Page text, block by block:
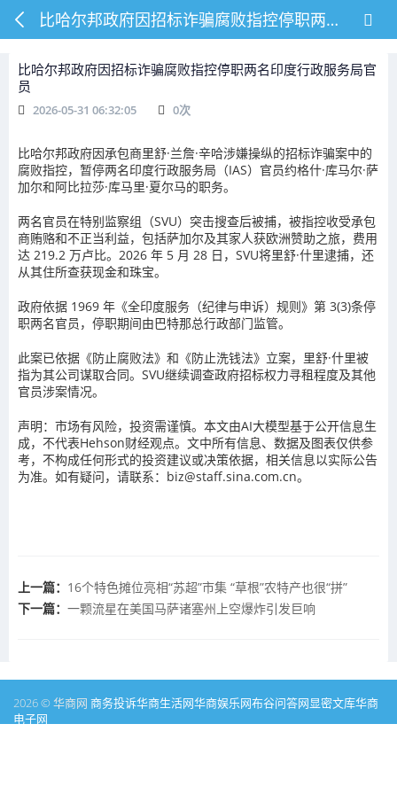
比哈尔邦政府因招标诈骗腐败指控停职两名印度行政服务局官员
比哈尔邦政府因招标诈骗腐败指控停职两名印度行政服务局官
员
2026-05-31 06:32:05 0次
比哈尔邦政府因承包商里舒·兰詹·辛哈涉嫌操纵的招标诈骗案中的
腐败指控，暂停两名印度行政服务局（IAS）官员约格什·库马尔·萨
加尔和阿比拉莎·库马里·夏尔马的职务。
两名官员在特别监察组（SVU）突击搜查后被捕，被指控收受承包
商贿赂和不正当利益，包括萨加尔及其家人获欧洲赞助之旅，费用
达 219.2 万卢比。2026 年 5 月 28 日，SVU将里舒·什里逮捕，还
从其住所查获现金和珠宝。
政府依据 1969 年《全印度服务（纪律与申诉）规则》第 3(3)条停
职两名官员，停职期间由巴特那总行政部门监管。
此案已依据《防止腐败法》和《防止洗钱法》立案，里舒·什里被
指为其公司谋取合同。SVU继续调查政府招标权力寻租程度及其他
官员涉案情况。
声明：市场有风险，投资需谨慎。本文由AI大模型基于公开信息生
成，不代表Hehson财经观点。文中所有信息、数据及图表仅供参
考，不构成任何形式的投资建议或决策依据，相关信息以实际公告
为准。如有疑问，请联系：biz@staff.sina.com.cn。
上一篇： 16个特色摊位亮相“苏超”市集 “草根”农特产也很“拼”
下一篇： 一颗流星在美国马萨诸塞州上空爆炸引发巨响
2026 © 华商网 商务投诉华商生活网华商娱乐网布谷问答网显密文库华商
电子网